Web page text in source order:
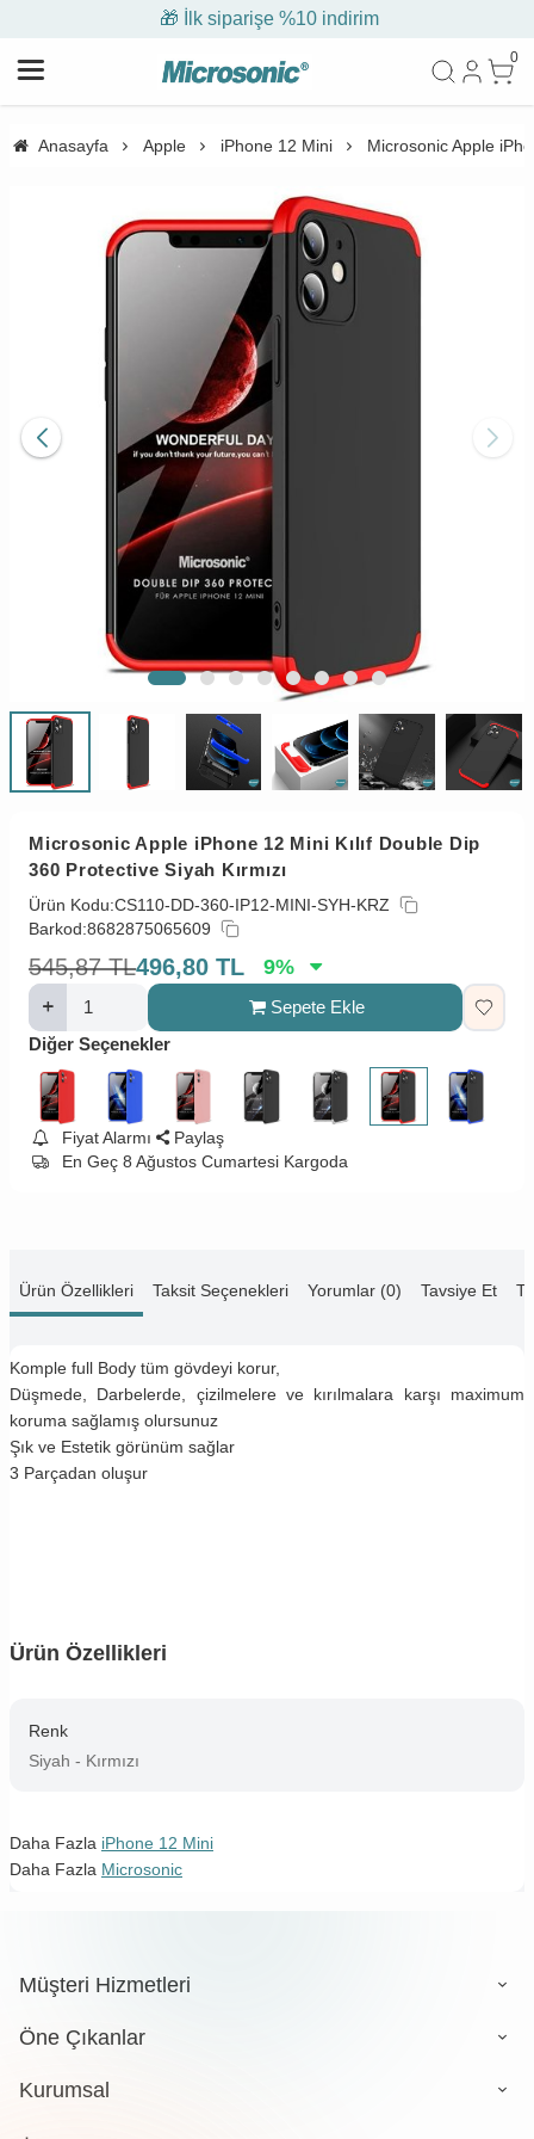
🎁 İlk siparişe %10 indirim
0
Anasayfa Apple iPhone 12 Mini Microsonic Apple
Microsonic Apple iPhone 12 Mini Kılıf Double Dip
360 Protective Siyah Kırmızı
Ürün Kodu:CS110-DD-360-IP12-MINI-SYH-KRZ
Barkod:8682875065609
545,87 TL496,80 TL 9%
Sepete Ekle
Diğer Seçenekler
Fiyat Alarmı
Paylaş
En Geç 8 Ağustos Cumartesi Kargoda
Ürün Özellikleri Taksit Seçenekleri Yorumlar (0) Tavsiye Et
Komple full Body tüm gövdeyi korur,
Düşmede, Darbelerde, çizilmelere ve kırılmalara karşı maximum
koruma sağlamış olursunuz
Şık ve Estetik görünüm sağlar
3 Parçadan oluşur
Ürün Özellikleri
Renk
Siyah - Kırmızı
Daha Fazla iPhone 12 Mini
Daha Fazla Microsonic
Müşteri Hizmetleri
Öne Çıkanlar
Kurumsal